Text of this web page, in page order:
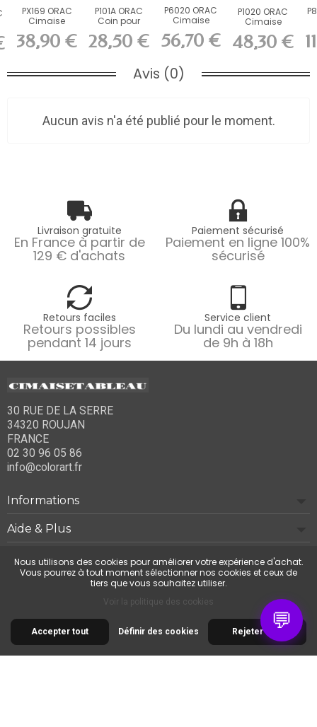
PX169 ORAC
Cimaise
Duropolymer
L200 x H5,5...
38,90 €
P101A ORAC
Coin pour
P1020
Durofoam
L24,5...
28,50 €
P6020 ORAC
Cimaise
Durofoam
L200 x H6,4 x...
56,70 €
P1020 ORAC
Cimaise
Durofoam
L200 x H4,9 x...
48,30 €
Avis (0)
Aucun avis n'a été publié pour le moment.
Livraison gratuite
En France à partir de
129 € d'achats
Paiement sécurisé
Paiement en ligne 100%
sécurisé
Retours faciles
Retours possibles
pendant 14 jours
Service client
Du lundi au vendredi
de 9h à 18h
30 RUE DE LA SERRE
34320 ROUJAN
FRANCE
02 30 96 05 86
info@colorart.fr
Informations
Aide & Plus
Notre société
Contactez-nous
💬
© 2026 Cimaise Tableau. Tous droits réservés.
Nous utilisons des cookies pour améliorer votre expérience d'achat.
Vous pourrez à tout moment sélectionner nos cookies et ceux de
tiers que vous souhaitez utiliser.
Voir la politique des cookies
Accepter tout Rejeter tout
Définir des cookies